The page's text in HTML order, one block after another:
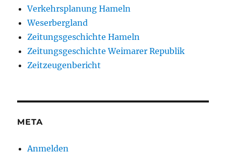
Verkehrsplanung Hameln
Weserbergland
Zeitungsgeschichte Hameln
Zeitungsgeschichte Weimarer Republik
Zeitzeugenbericht
META
Anmelden